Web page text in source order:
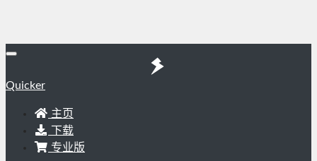
Quicker
主页
下载
专业版